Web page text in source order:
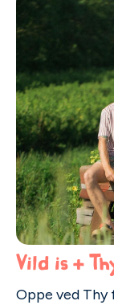
Vild is +
Oppe ved Thy